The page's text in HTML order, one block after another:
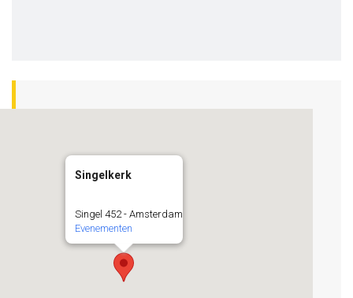
Singelkerk
Singel 452 - Amsterdam
Evenementen